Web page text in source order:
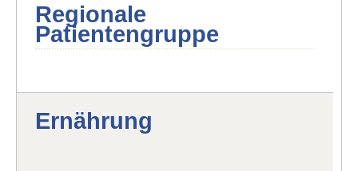
Regionale
Patientengruppe
Ernährung